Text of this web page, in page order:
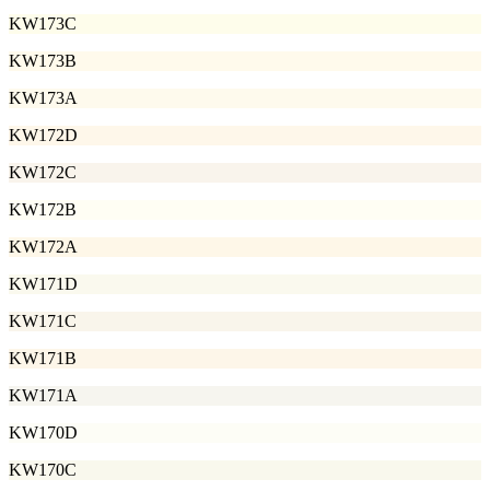
KW173C
KW173B
KW173A
KW172D
KW172C
KW172B
KW172A
KW171D
KW171C
KW171B
KW171A
KW170D
KW170C